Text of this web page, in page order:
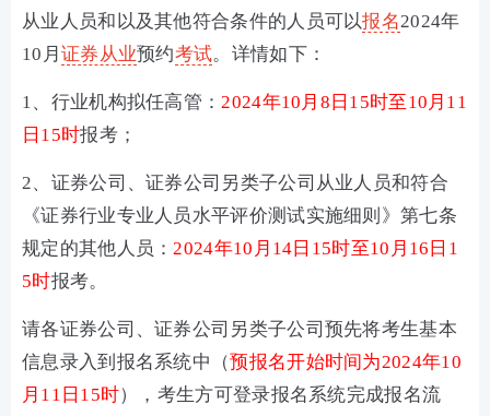
从业人员和以及其他符合条件的人员可以报名2024年
10月 证券从业预约考试。详情如下：
1、行业机构拟任高管 ：2024年10月8日15时至10月11
日15时报考；
2、 证券公司、证券公司另类子公司从业人员和符合
《证券行业专业人员水平评价测试实施细则》第七条
规定的其他人员：2024年10月14日15时至10月16日1
5时报考。
请各证券公司、证券公司另类子公司预先将考生基本
信息录入到报名系统中（预报名开始时间为2024年10
月11日15时），考生方可登录报名系统完成报名流